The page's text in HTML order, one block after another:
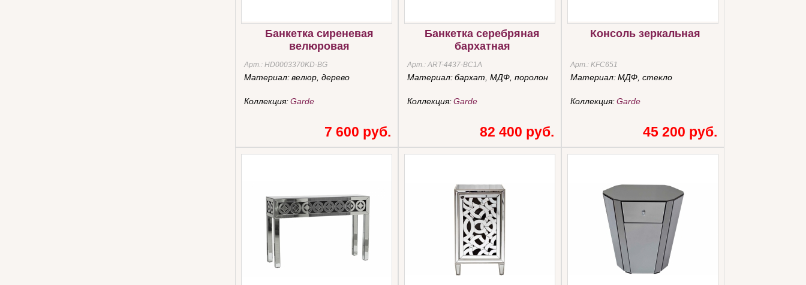
Банкетка сиреневая
велюровая
Арт.: HD0003370KD-BG
Материал:велюр, дерево
Коллекция:Garde
7 600 руб.
Банкетка серебряная
бархатная
Арт.: ART-4437-BC1A
Материал:бархат, МДФ, поролон
Коллекция:Garde
82 400 руб.
Консоль зеркальная
Арт.: KFС651
Материал:МДФ, стекло
Коллекция:Garde
45 200 руб.